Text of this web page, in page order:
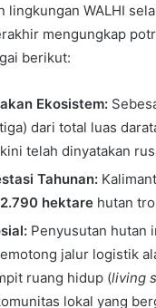
lingkungan WALHI
mengungkap
berikut:
Ekosistem:
dari total luas
telah dinyatakan
Tahunan:
hektare hutan
Penyusutan hutan
jalur logistik
ruang hidup (living
lokal yang